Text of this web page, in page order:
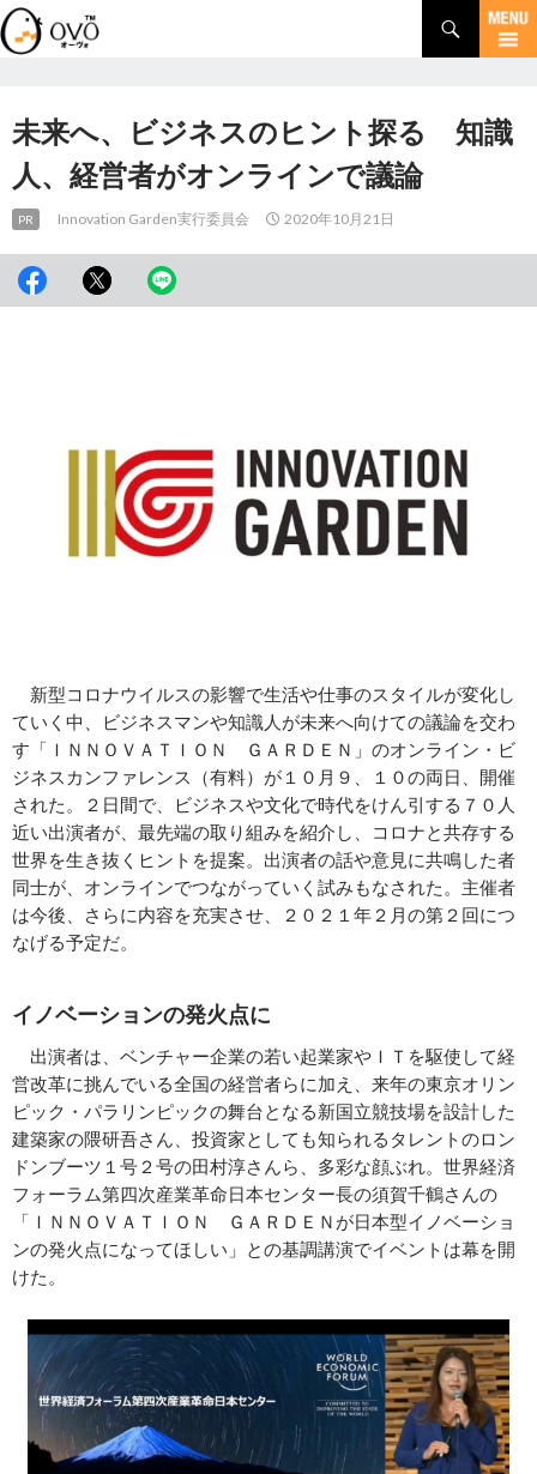
検
索
コ
ツ
移
動
未来へ、ビジネスのヒント探る 知識
人、経営者がオンラインで議論
PR Innovation Garden実行委員会 2020年10月21日
新型コロナウイルスの影響で生活や仕事のスタイルが変化し
ていく中、ビジネスマンや知識人が未来へ向けての議論を交わ
す「ＩＮＮＯＶＡＴＩＯＮ ＧＡＲＤＥＮ」のオンライン・ビ
ジネスカンファレンス（有料）が１０月９、１０の両日、開催
された。２日間で、ビジネスや文化で時代をけん引する７０人
近い出演者が、最先端の取り組みを紹介し、コロナと共存する
世界を生き抜くヒントを提案。出演者の話や意見に共鳴した者
同士が、オンラインでつながっていく試みもなされた。主催者
は今後、さらに内容を充実させ、２０２１年２月の第２回につ
なげる予定だ。
イノベーションの発火点に
出演者は、ベンチャー企業の若い起業家やＩＴを駆使して経
営改革に挑んでいる全国の経営者らに加え、来年の東京オリン
ピック・パラリンピックの舞台となる新国立競技場を設計した
建築家の隈研吾さん、投資家としても知られるタレントのロン
ドンブーツ１号２号の田村淳さんら、多彩な顔ぶれ。世界経済
フォーラム第四次産業革命日本センター長の須賀千鶴さんの
「ＩＮＮＯＶＡＴＩＯＮ ＧＡＲＤＥＮが日本型イノベーショ
ンの発火点になってほしい」との基調講演でイベントは幕を開
けた。